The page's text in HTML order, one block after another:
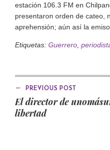
estación 106.3 FM en
presentaron orden de cateo,
aprehensión; aún así la
Etiquetas: Guerrero
← PREVIOUS POST
El director de
libertad